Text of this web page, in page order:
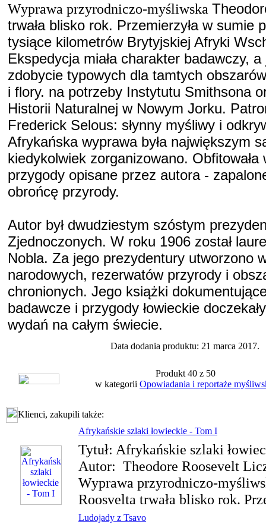
Wyprawa przyrodniczo-myśliwska
trwała blisko rok. Przemierzyła w sumie
tysiące kilometrów Brytyjskiej Afryki
Ekspedycja miała charakter badawczy, a
zdobycie typowych dla tamtych
i flory. na potrzeby Instytutu Smithsona
Historii Naturalnej w Nowym Jorku.
Frederick Selous: słynny myśliwy i
Afrykańska wyprawa była największym
kiedykolwiek zorganizowano. Obfitowała
przygody opisane przez autora -
obrońcę przyrody.
Autor był dwudziestym szóstym
Zjednoczonych. W roku 1906 został
Nobla. Za jego prezydentury utworzono
narodowych, rezerwatów przyrody i
chronionych. Jego książki
badawcze i przygody łowieckie
wydań na całym świecie.
Data dodania produktu: 21 marca 2017.
Produkt 40 z 50
w kategorii Opowiadania i reportaże
Klienci, zakupili także:
Afrykańskie szlaki łowieckie - Tom I
Tytuł: Afrykańskie szlaki
Autor: Theodore Roosevelt
Wyprawa przyrodniczo-
Roosvelta trwała blisko rok.
Ludojady z Tsavo